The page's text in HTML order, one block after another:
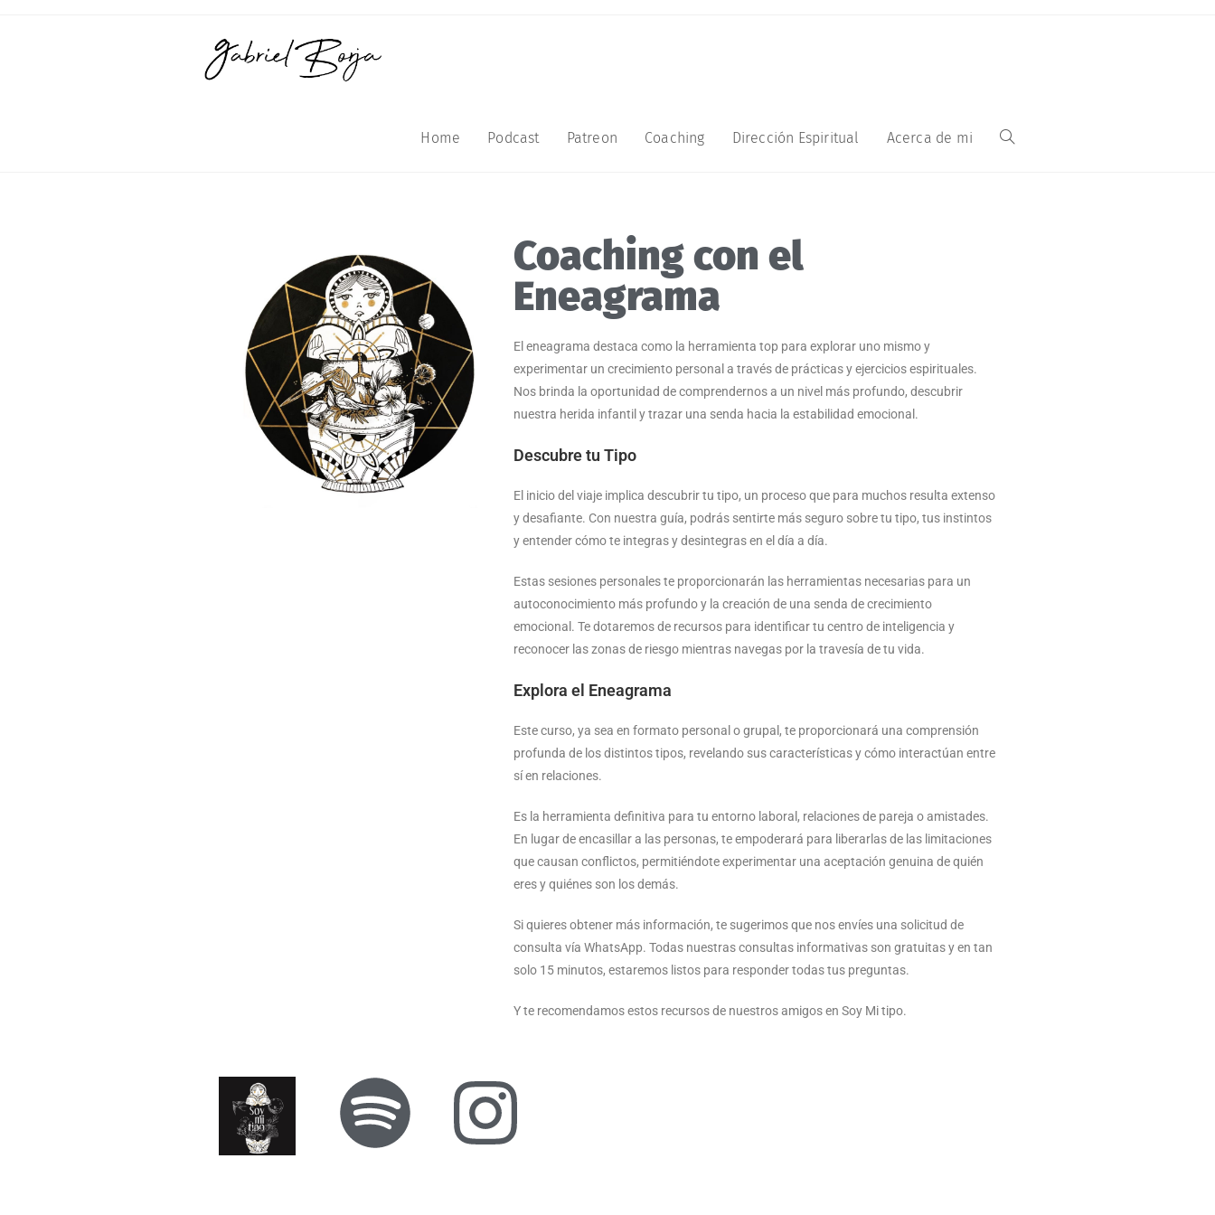
Home Podcast Patreon Coaching Dirección Espiritual Acerca de mi
Coaching con el
Eneagrama
El eneagrama destaca como la herramienta top para explorar uno mismo y
experimentar un crecimiento personal a través de prácticas y ejercicios espirituales.
Nos brinda la oportunidad de comprendernos a un nivel más profundo, descubrir
nuestra herida infantil y trazar una senda hacia la estabilidad emocional.
Descubre tu Tipo
El inicio del viaje implica descubrir tu tipo, un proceso que para muchos resulta extenso
y desafiante. Con nuestra guía, podrás sentirte más seguro sobre tu tipo, tus instintos
y entender cómo te integras y desintegras en el día a día.
Estas sesiones personales te proporcionarán las herramientas necesarias para un
autoconocimiento más profundo y la creación de una senda de crecimiento
emocional. Te dotaremos de recursos para identificar tu centro de inteligencia y
reconocer las zonas de riesgo mientras navegas por la travesía de tu vida.
Explora el Eneagrama
Este curso, ya sea en formato personal o grupal, te proporcionará una comprensión
profunda de los distintos tipos, revelando sus características y cómo interactúan entre
sí en relaciones.
Es la herramienta definitiva para tu entorno laboral, relaciones de pareja o amistades.
En lugar de encasillar a las personas, te empoderará para liberarlas de las limitaciones
que causan conflictos, permitiéndote experimentar una aceptación genuina de quién
eres y quiénes son los demás.
Si quieres obtener más información, te sugerimos que nos envíes una solicitud de
consulta vía WhatsApp. Todas nuestras consultas informativas son gratuitas y en tan
solo 15 minutos, estaremos listos para responder todas tus preguntas.
Y te recomendamos estos recursos de nuestros amigos en Soy Mi tipo.